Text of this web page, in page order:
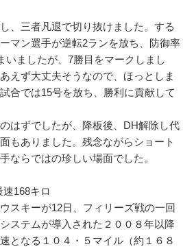
、三者凡退で切り抜けました。する
マン選手が逆転2ランを放ち、防御率
いましたが、7勝目をマークしまし
えず大丈夫そうなので、ほっとしま
合では15号を放ち、勝利に貢献して
はずでしたが、降板後、DH解除し代
もありました。残念ながらショート
ならではの珍しい場面でした。
168キロ
スキーが12日、フィリーズ戦の一回
ステムが導入された２００８年以降
となる１０４・５マイル（約１６８